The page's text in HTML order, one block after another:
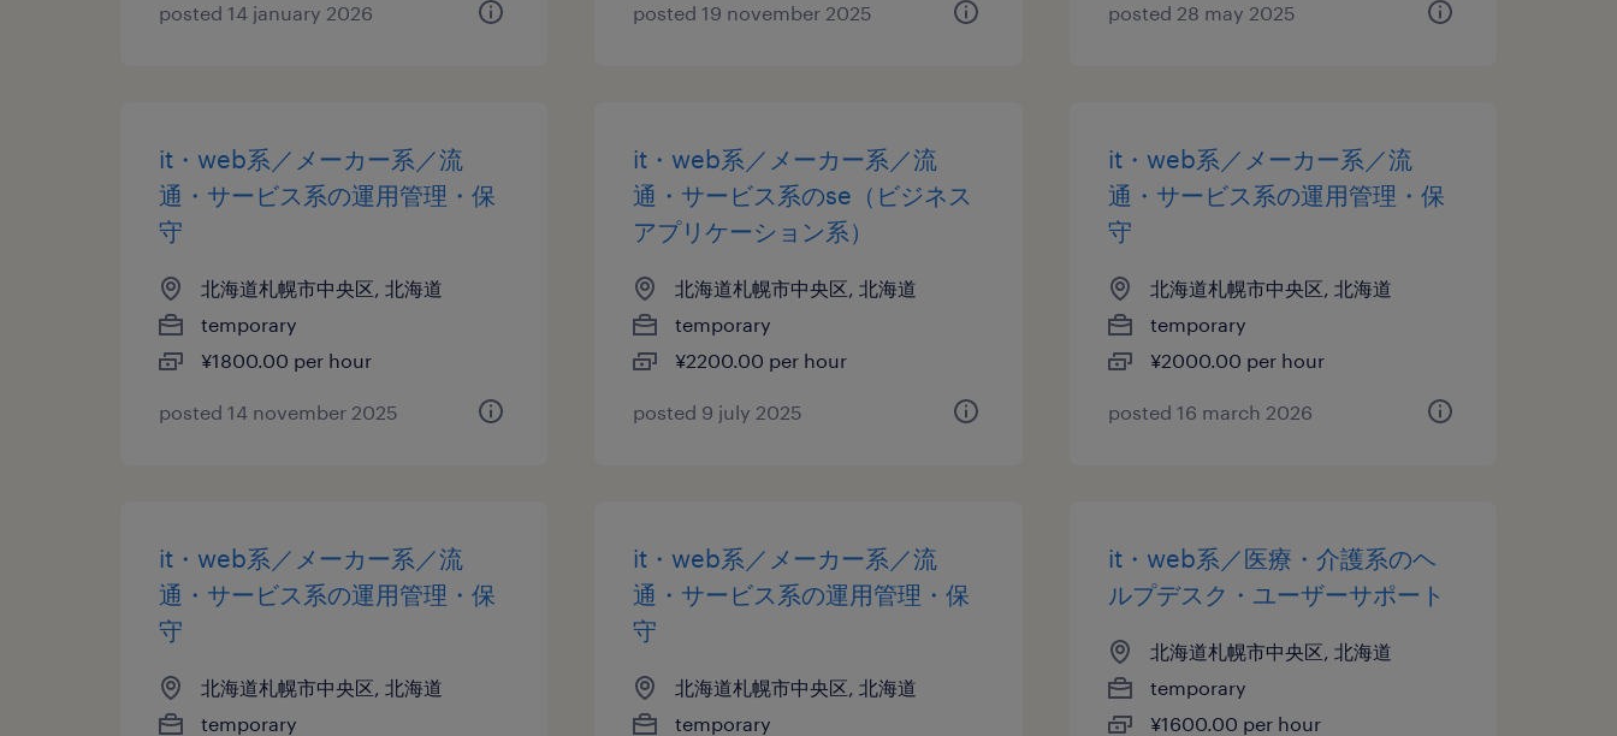
posted 14 january 2026 posted 19 november 2025 posted 28 may 2025
it・web系／メーカー系／流
通・サービス系の運用管理・保
守
北海道札幌市中央区, 北海道
temporary
¥1800.00 per hour
posted 14 november 2025
it・web系／メーカー系／流
通・サービス系のse（ビジネス
アプリケーション系）
北海道札幌市中央区, 北海道
temporary
¥2200.00 per hour
posted 9 july 2025
it・web系／メーカー系／流
通・サービス系の運用管理・保
守
北海道札幌市中央区, 北海道
temporary
¥2000.00 per hour
posted 16 march 2026
it・web系／メーカー系／流
通・サービス系の運用管理・保
守
北海道札幌市中央区, 北海道
temporary
it・web系／メーカー系／流
通・サービス系の運用管理・保
守
北海道札幌市中央区, 北海道
temporary
it・web系／医療・介護系のヘ
ルプデスク・ユーザーサポート
北海道札幌市中央区, 北海道
temporary
¥1600.00 per hour